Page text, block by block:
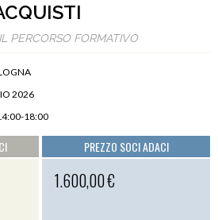
PERCORSO FORMATIVO
2026
18:00
PREZZO SOCI ADACI
1.600,00 €